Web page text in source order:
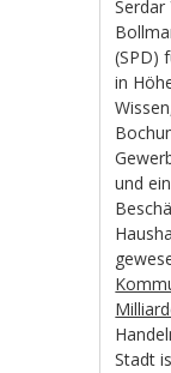
Serdar
(SPD)
in
und
Stadt